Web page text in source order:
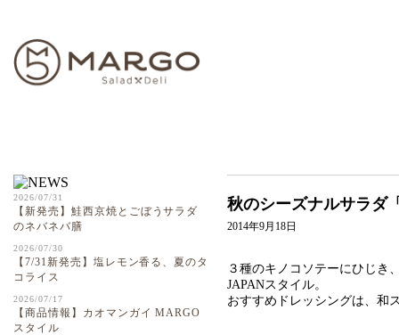
2026/07/31
【新発売】鮭西京焼とごぼうサラダ
のネバネバ膳
2026/07/30
【7/31新発売】塩レモン香る、夏のタ
コライス
2026/07/17
【商品情報】カオマンガイ MARGO
スタイル
秋のシーズナルサラダ
2014年9月18日
３種のキノコソテーにひじき
JAPANスタイル。
おすすめドレッシングは、和